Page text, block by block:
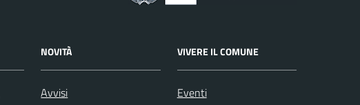
NOVITÀ
Avvisi
VIVERE IL COMUNE
Eventi